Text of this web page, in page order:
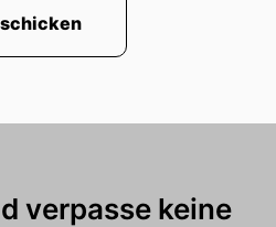
verpasse keine